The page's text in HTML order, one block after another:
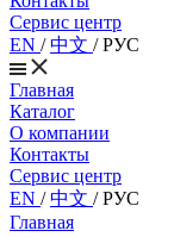
Сервис центр
EN /中文 /РУС
Главная
Каталог
О компании
Контакты
Сервис центр
EN /中文 /РУС
Главная